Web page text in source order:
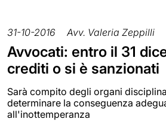
31-10-2016 Avv. Valeria Zeppilli
Avvocati: entro il 31
crediti o si è sanzionati
Sarà compito degli organi
determinare la conseguenza
all'inottemperanza